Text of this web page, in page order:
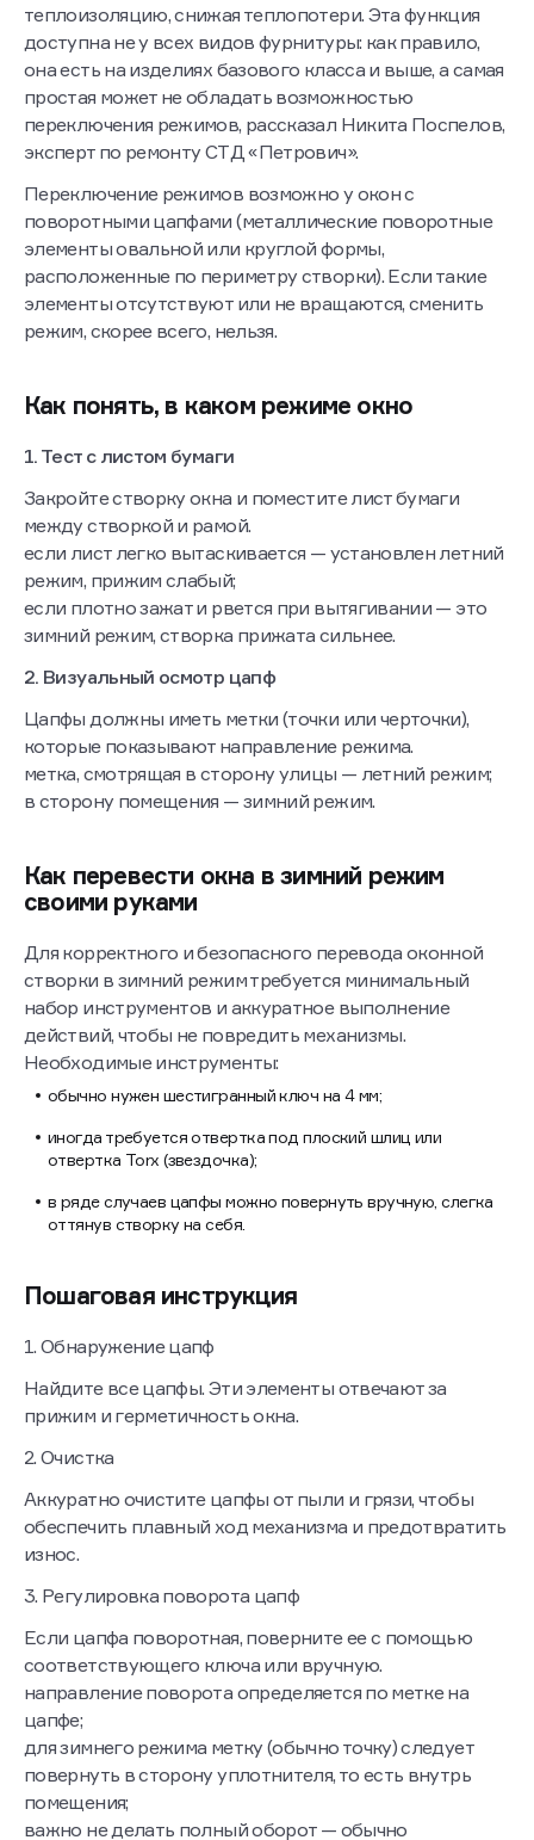
теплоизоляцию, снижая теплопотери. Эта функция
доступна не у всех видов фурнитуры: как правило,
она есть на изделиях базового класса и выше, а самая
простая может не обладать возможностью
переключения режимов, рассказал Никита Поспелов,
эксперт по ремонту СТД «Петрович».
Переключение режимов возможно у окон с
поворотными цапфами (металлические поворотные
элементы овальной или круглой формы,
расположенные по периметру створки). Если такие
элементы отсутствуют или не вращаются, сменить
режим, скорее всего, нельзя.
Как понять, в каком режиме окно
1. Тест с листом бумаги
Закройте створку окна и поместите лист бумаги
между створкой и рамой.
если лист легко вытаскивается — установлен летний
режим, прижим слабый;
если плотно зажат и рвется при вытягивании — это
зимний режим, створка прижата сильнее.
2. Визуальный осмотр цапф
Цапфы должны иметь метки (точки или черточки),
которые показывают направление режима.
метка, смотрящая в сторону улицы — летний режим;
в сторону помещения — зимний режим.
Как перевести окна в зимний режим
своими руками
Для корректного и безопасного перевода оконной
створки в зимний режим требуется минимальный
набор инструментов и аккуратное выполнение
действий, чтобы не повредить механизмы.
Необходимые инструменты:
обычно нужен шестигранный ключ на 4 мм;
иногда требуется отвертка под плоский шлиц или
отвертка Torx (звездочка);
в ряде случаев цапфы можно повернуть вручную, слегка
оттянув створку на себя.
Пошаговая инструкция
1. Обнаружение цапф
Найдите все цапфы. Эти элементы отвечают за
прижим и герметичность окна.
2. Очистка
Аккуратно очистите цапфы от пыли и грязи, чтобы
обеспечить плавный ход механизма и предотвратить
износ.
3. Регулировка поворота цапф
Если цапфа поворотная, поверните ее с помощью
соответствующего ключа или вручную.
направление поворота определяется по метке на
цапфе;
для зимнего режима метку (обычно точку) следует
повернуть в сторону уплотнителя, то есть внутрь
помещения;
важно не делать полный оборот — обычно